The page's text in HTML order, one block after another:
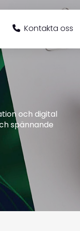
Kontakta oss
och digital
spännande